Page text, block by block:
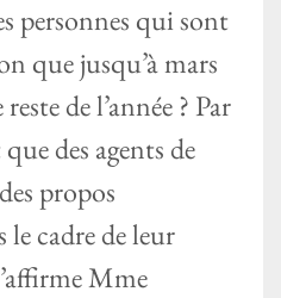
personnes qui sont
que jusqu’à mars
de l’année ? Par
des agents de
propos
cadre de leur
Mme